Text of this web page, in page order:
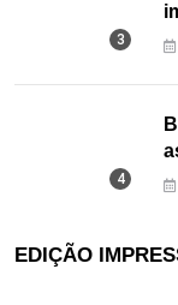
EDIÇÃO